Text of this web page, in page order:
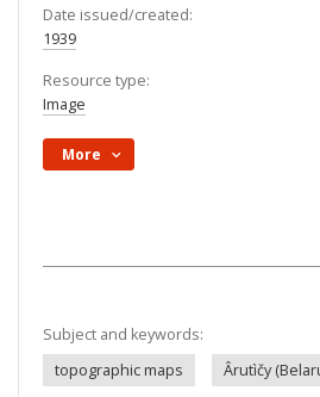
Date issued/created:
1939
Resource type:
Image
More
Subject and keywords:
topographic maps
Ârutìčy